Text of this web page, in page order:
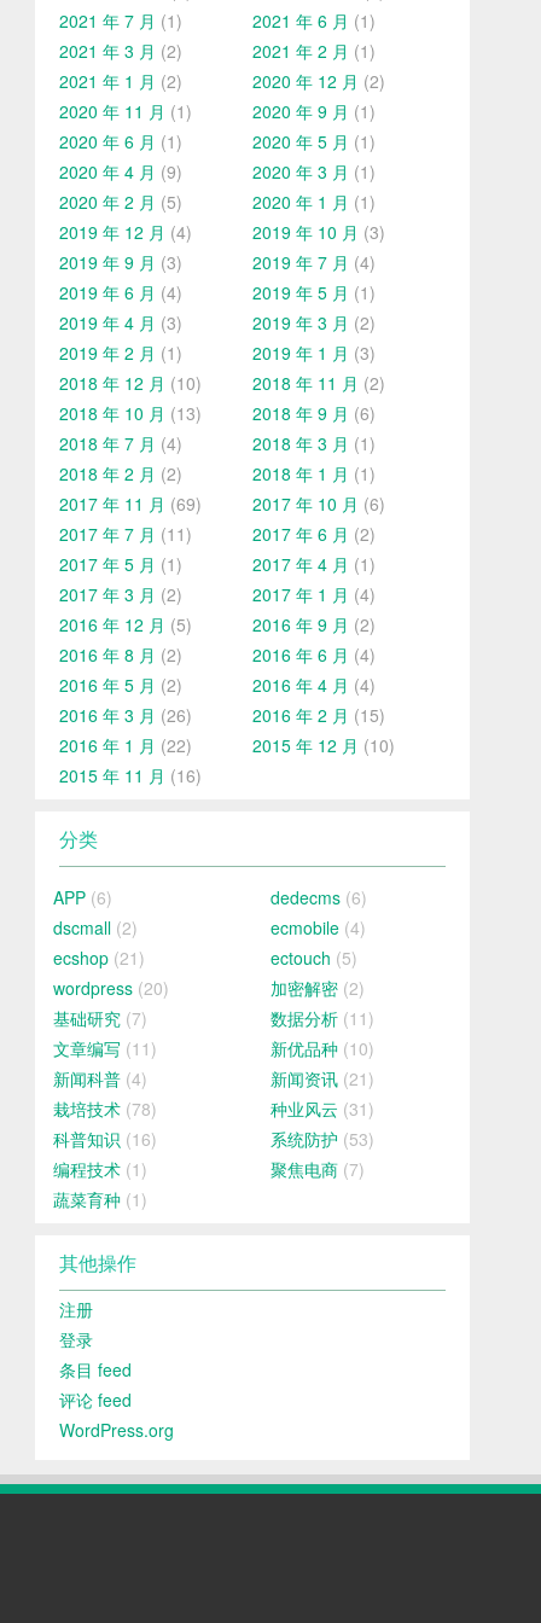
2021 年 7 月 (1) 2021 年 6 月 (1)
2021 年 3 月 (2) 2021 年 2 月 (1)
2021 年 1 月 (2) 2020 年 12 月 (2)
2020 年 11 月 (1) 2020 年 9 月 (1)
2020 年 6 月 (1) 2020 年 5 月 (1)
2020 年 4 月 (9) 2020 年 3 月 (1)
2020 年 2 月 (5) 2020 年 1 月 (1)
2019 年 12 月 (4) 2019 年 10 月 (3)
2019 年 9 月 (3) 2019 年 7 月 (4)
2019 年 6 月 (4) 2019 年 5 月 (1)
2019 年 4 月 (3) 2019 年 3 月 (2)
2019 年 2 月 (1) 2019 年 1 月 (3)
2018 年 12 月 (10) 2018 年 11 月 (2)
2018 年 10 月 (13) 2018 年 9 月 (6)
2018 年 7 月 (4) 2018 年 3 月 (1)
2018 年 2 月 (2) 2018 年 1 月 (1)
2017 年 11 月 (69) 2017 年 10 月 (6)
2017 年 7 月 (11) 2017 年 6 月 (2)
2017 年 5 月 (1) 2017 年 4 月 (1)
2017 年 3 月 (2) 2017 年 1 月 (4)
2016 年 12 月 (5) 2016 年 9 月 (2)
2016 年 8 月 (2) 2016 年 6 月 (4)
2016 年 5 月 (2) 2016 年 4 月 (4)
2016 年 3 月 (26) 2016 年 2 月 (15)
2016 年 1 月 (22) 2015 年 12 月 (10)
2015 年 11 月 (16)
分类
APP (6) dedecms (6)
dscmall (2) ecmobile (4)
ecshop (21) ectouch (5)
wordpress (20) 加密解密 (2)
基础研究 (7) 数据分析 (11)
文章编写 (11) 新优品种 (10)
新闻科普 (4) 新闻资讯 (21)
栽培技术 (78) 种业风云 (31)
科普知识 (16) 系统防护 (53)
编程技术 (1) 聚焦电商 (7)
蔬菜育种 (1)
其他操作
注册
登录
条目 feed
评论 feed
WordPress.org